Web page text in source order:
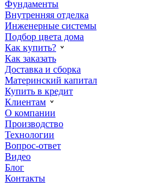
Фундаменты
Внутренняя отделка
Инженерные системы
Подбор цвета дома
Как купить?
Как заказать
Доставка и сборка
Материнский капитал
Купить в кредит
Клиентам
О компании
Производство
Технологии
Вопрос-ответ
Видео
Блог
Контакты